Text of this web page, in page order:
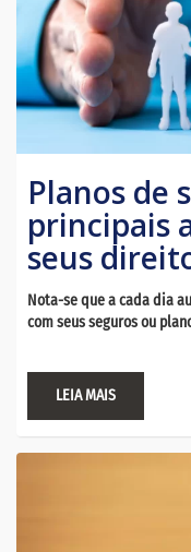
Planos de
principais
seus
Nota-se que a cada dia
com seus seguros ou
LEIA MAIS